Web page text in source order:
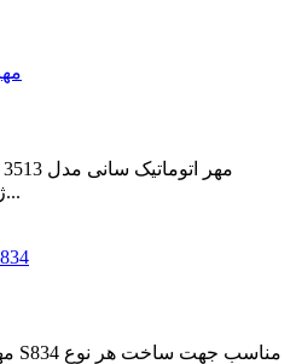
ژلاتینی با هر طرح دلخواه...